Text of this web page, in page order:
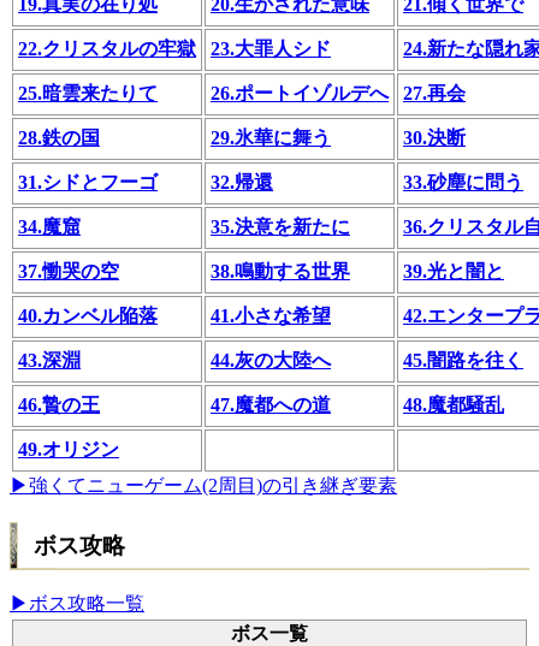
22.クリスタルの牢獄 23.大罪人シド 24.新たな隠れ
25.暗雲来たりて 26.ポートイゾルデへ 27.再会
28.鉄の国 29.氷華に舞う 30.決断
31.シドとフーゴ 32.帰還 33.砂塵に問う
34.魔窟 35.決意を新たに 36.クリスタル
37.慟哭の空 38.鳴動する世界 39.光と闇と
40.カンベル陥落 41.小さな希望 42.エンタープ
43.深淵 44.灰の大陸へ 45.闇路を往く
46.贄の王 47.魔都への道 48.魔都騒乱
49.オリジン
▶強くてニューゲーム(2周目)の引き継ぎ要素
ボス攻略
▶ボス攻略一覧
ボス一覧